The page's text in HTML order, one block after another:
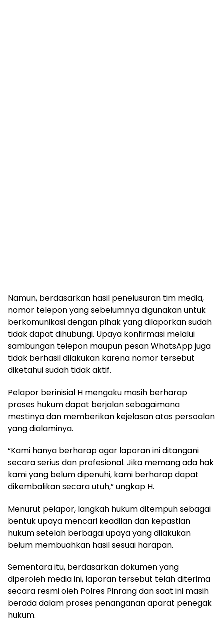
Namun, berdasarkan hasil penelusuran tim media,
nomor telepon yang sebelumnya digunakan untuk
berkomunikasi dengan pihak yang dilaporkan sudah
tidak dapat dihubungi. Upaya konfirmasi melalui
sambungan telepon maupun pesan WhatsApp juga
tidak berhasil dilakukan karena nomor tersebut
diketahui sudah tidak aktif.
Pelapor berinisial H mengaku masih berharap
proses hukum dapat berjalan sebagaimana
mestinya dan memberikan kejelasan atas persoalan
yang dialaminya.
“Kami hanya berharap agar laporan ini ditangani
secara serius dan profesional. Jika memang ada hak
kami yang belum dipenuhi, kami berharap dapat
dikembalikan secara utuh,” ungkap H.
Menurut pelapor, langkah hukum ditempuh sebagai
bentuk upaya mencari keadilan dan kepastian
hukum setelah berbagai upaya yang dilakukan
belum membuahkan hasil sesuai harapan.
Sementara itu, berdasarkan dokumen yang
diperoleh media ini, laporan tersebut telah diterima
secara resmi oleh Polres Pinrang dan saat ini masih
berada dalam proses penanganan aparat penegak
hukum.